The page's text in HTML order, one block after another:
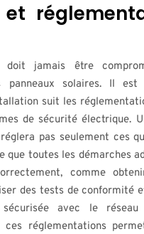
et
jamais être
panneaux solaires. Il
suit les
de sécurité électrique.
pas seulement ces
que toutes les démarches
comme
des tests de conformité
sécurisée avec le
réglementations